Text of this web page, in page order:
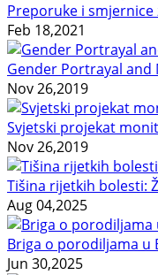
Preporuke i smjernice
Feb 18,2021
Gender Portrayal
Nov 26,2019
Svjetski projekat
Nov 26,2019
Tišina rijetkih bolesti:
Aug 04,2025
Briga o porodiljama
Jun 30,2025